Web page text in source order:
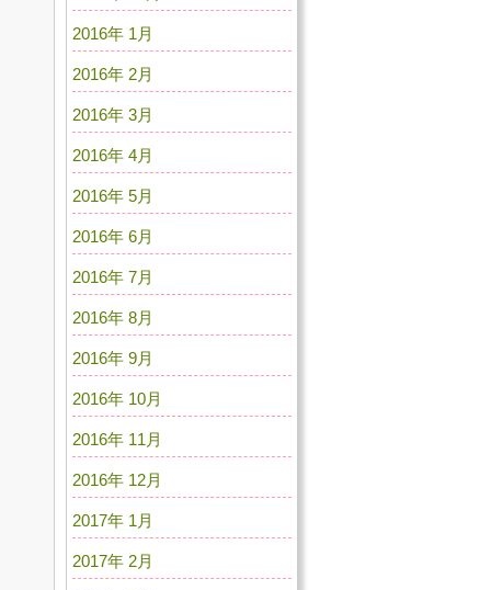
2016年 1月
2016年 2月
2016年 3月
2016年 4月
2016年 5月
2016年 6月
2016年 7月
2016年 8月
2016年 9月
2016年 10月
2016年 11月
2016年 12月
2017年 1月
2017年 2月